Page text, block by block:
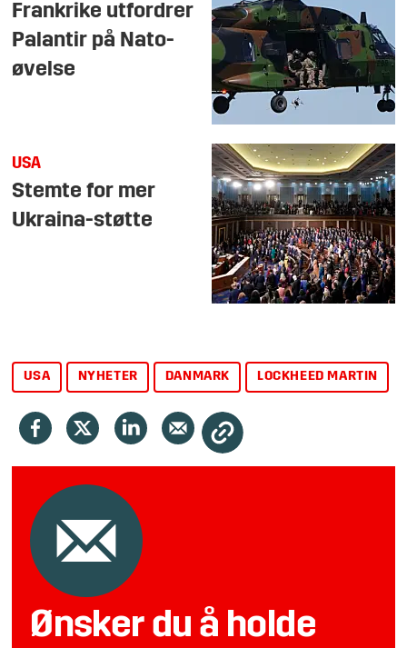
Frankrike utfordrer
Palantir på Nato-
øvelse
USA
Stemte for mer
Ukraina-støtte
USA NYHETER DANMARK LOCKHEED MARTIN
Ønsker du å holde